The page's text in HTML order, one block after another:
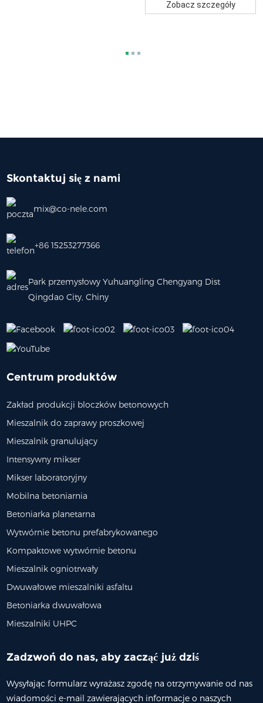
Zobacz szczegóły
Skontaktuj się z nami
mix@co-nele.com
+86 15253277366
Park przemysłowy Yuhuangling Chengyang Dist
Qingdao City, Chiny
Centrum produktów
Zakład produkcji bloczków betonowych
Mieszalnik do zaprawy proszkowej
Mieszalnik granulujący
Intensywny mikser
Mikser laboratoryjny
Mobilna betoniarnia
Betoniarka planetarna
Wytwórnie betonu prefabrykowanego
Kompaktowe wytwórnie betonu
Mieszalnik ogniotrwały
Dwuwałowe mieszalniki asfaltu
Betoniarka dwuwałowa
Mieszalniki UHPC
Zadzwoń do nas, aby zacząć już dziś
Wysyłając formularz wyrażasz zgodę na otrzymywanie od nas
wiadomości e-mail zawierających informacje o naszych